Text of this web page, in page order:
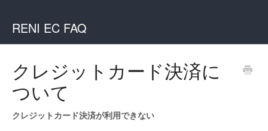
RENI EC FAQ
クレジットカード決済に
ついて
クレジットカード決済が利用できない